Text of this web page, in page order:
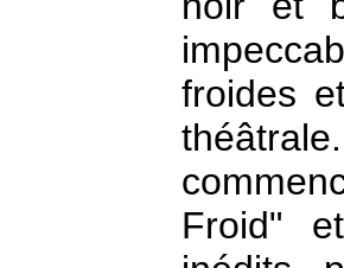
froides
Froid"